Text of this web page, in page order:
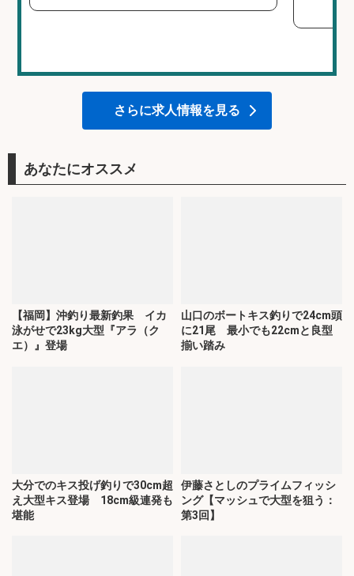
さらに求人情報を見る
あなたにオススメ
【福岡】沖釣り最新釣果 イカ
泳がせで23kg大型『アラ（ク
エ）』登場
山口のボートキス釣りで24cm頭
に21尾 最小でも22cmと良型
揃い踏み
大分でのキス投げ釣りで30cm超
え大型キス登場 18cm級連発も
堪能
伊藤さとしのプライムフィッシ
ング【マッシュで大型を狙う：
第3回】